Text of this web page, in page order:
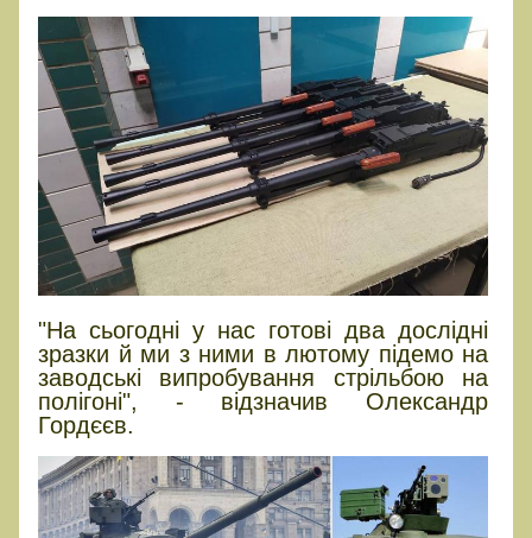
"На сьогодні у нас готові два дослідні
зразки й ми з ними в лютому підемо на
заводські випробування стрільбою на
полігоні", - відзначив Олександр
Гордєєв.